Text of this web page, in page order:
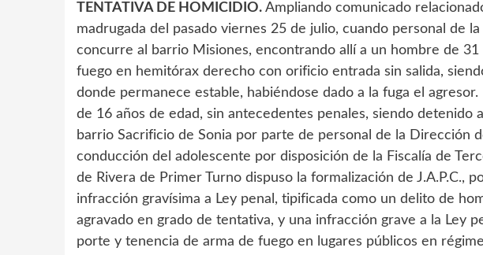
TENTATIVA DE HOMICIDIO. Ampliando comunicado
madrugada del pasado viernes 25 de julio, cuando personal de
concurre al barrio Misiones, encontrando allí a un hombre de
fuego en hemitórax derecho con orificio entrada sin salida,
donde permanece estable, habiéndose dado a la fuga el
de 16 años de edad, sin antecedentes penales, siendo detenido
barrio Sacrificio de Sonia por parte de personal de la Dirección
conducción del adolescente por disposición de la Fiscalía de
de Rivera de Primer Turno dispuso la formalización de J.A.P.C.,
infracción gravísima a Ley penal, tipificada como un delito de
agravado en grado de tentativa, y una infracción grave a la Ley
porte y tenencia de arma de fuego en lugares públicos en